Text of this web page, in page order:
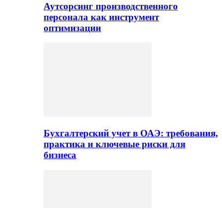
Аутсорсинг производственного
персонала как инструмент
оптимизации
Бухгалтерский учет в ОАЭ: требования,
практика и ключевые риски для
бизнеса